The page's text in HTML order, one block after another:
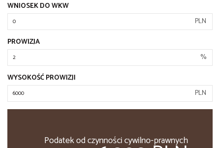
WNIOSEK DO WKW
PLN
PROWIZJA
%
WYSOKOŚĆ PROWIZJI
PLN
Podatek od czynności cywilno-prawnych